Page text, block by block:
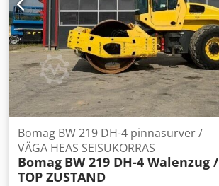
Bomag BW 219 DH-4 pinnasurver /
VÄGA HEAS SEISUKORRAS
Bomag BW 219 DH-4 Walenzug /
TOP ZUSTAND